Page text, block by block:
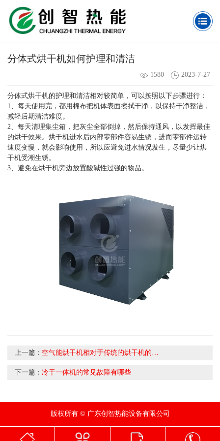
分体式烘干机如何护理和清洁
1580 2023-7-27
分体式烘干机的护理和清洁相对较简单，可以按照以下步骤进行：
1、每天使用完，都用棉布把机体表面擦拭干净，以保持干净整洁，
减轻后期清洁难度。
2、每天清理集尘箱，把灰尘全部倒掉，然后保持通风，以发挥最佳
的烘干效果。烘干机进水后内部零部件容易生锈，进而零部件运转
速度变慢，就会影响使用，所以应避免进水情况发生，尽量少让烘
干机受潮生锈。
3、避免在烘干机旁边放置酸碱性过强的物品。
上一篇： 空气能烘干机相对于传统的烘干机的优点
下一篇：冷干一体机的常见故障有哪些
版权所有 © 广东创智热能设备有限公司